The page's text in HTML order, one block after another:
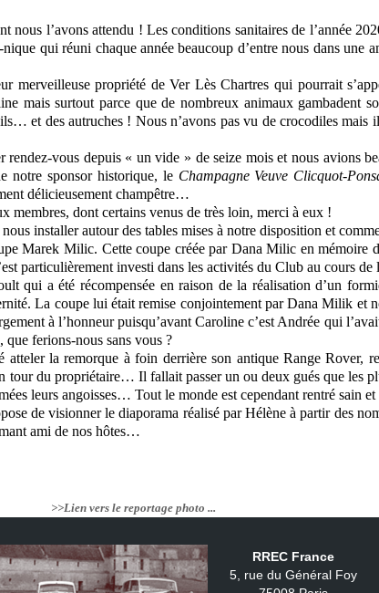
nous l’avons attendu ! Les conditions sanitaires de l’année
qui réuni chaque année beaucoup d’entre nous dans une
merveilleuse propriété de Ver Lès Chartres qui pourrait
mais surtout parce que de nombreux animaux gambadent
et des autruches ! Nous n’avons pas vu de crocodiles
rendez-vous depuis « un vide » de seize mois et nous avions
notre sponsor historique, le Champagne Veuve Clicquot-
délicieusement champêtre…
membres, dont certains venus de très loin, merci à eux !
installer autour des tables mises à notre disposition et
Marek Milic. Cette coupe créée par Dana Milic en mémoire
particulièrement investi dans les activités du Club au cours de
qui a été récompensée en raison de la réalisation d’un
La coupe lui était remise conjointement par Dana Milik et
à l’honneur puisqu’avant Caroline c’est Andrée qui
que ferions-nous sans vous ?
la remorque à foin derrière son antique Range Rover,
tour du propriétaire… Il fallait passer un ou deux gués que les
leurs angoisses… Tout le monde est cependant rentré sain et
de visionner le diaporama réalisé par Hélène à partir des
ami de nos hôtes…
>>Lien vers le reportage photo ...
RREC France
5, rue du Général Foy